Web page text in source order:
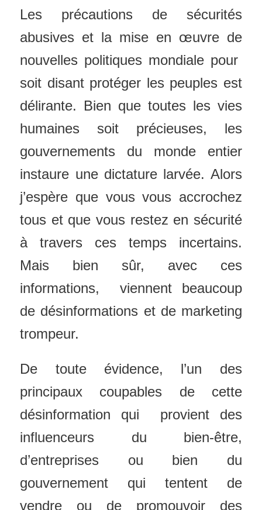
Les précautions de sécurités
abusives et la mise en œuvre de
nouvelles politiques mondiale pour
soit disant protéger les peuples est
délirante. Bien que toutes les vies
humaines soit précieuses, les
gouvernements du monde entier
instaure une dictature larvée. Alors
j’espère que vous vous accrochez
tous et que vous restez en sécurité
à travers ces temps incertains.
Mais bien sûr, avec ces
informations, viennent beaucoup
de désinformations et de marketing
trompeur.
De toute évidence, l’un des
principaux coupables de cette
désinformation qui provient des
influenceurs du bien-être,
d’entreprises ou bien du
gouvernement qui tentent de
vendre ou de promouvoir des